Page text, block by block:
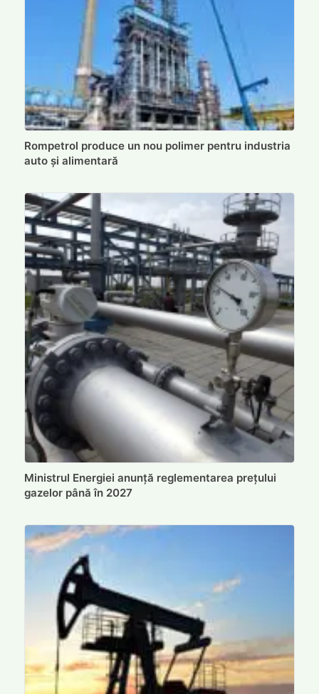
Rompetrol produce un nou polimer pentru industria
auto și alimentară
Ministrul Energiei anunță reglementarea prețului
gazelor până în 2027